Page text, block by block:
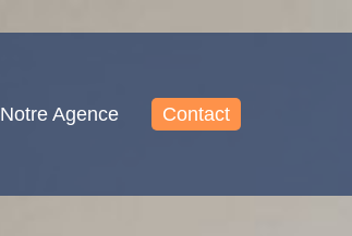
Notre Agence Contact